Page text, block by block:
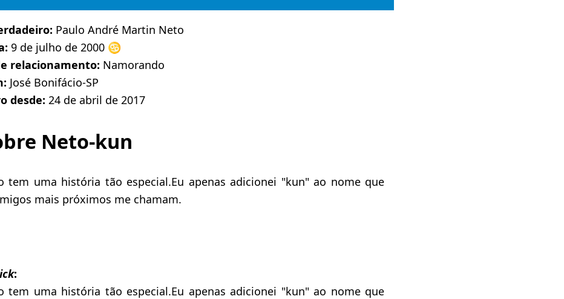
Paulo André Martin Neto
9 de julho de 2000 ♋️
relacionamento: Namorando
José Bonifácio-SP
desde: 24 de abril de 2017
Neto-kun
tem uma história tão especial.Eu apenas adicionei "kun" ao nome que
mais próximos me chamam.
:
tem uma história tão especial.Eu apenas adicionei "kun" ao nome que